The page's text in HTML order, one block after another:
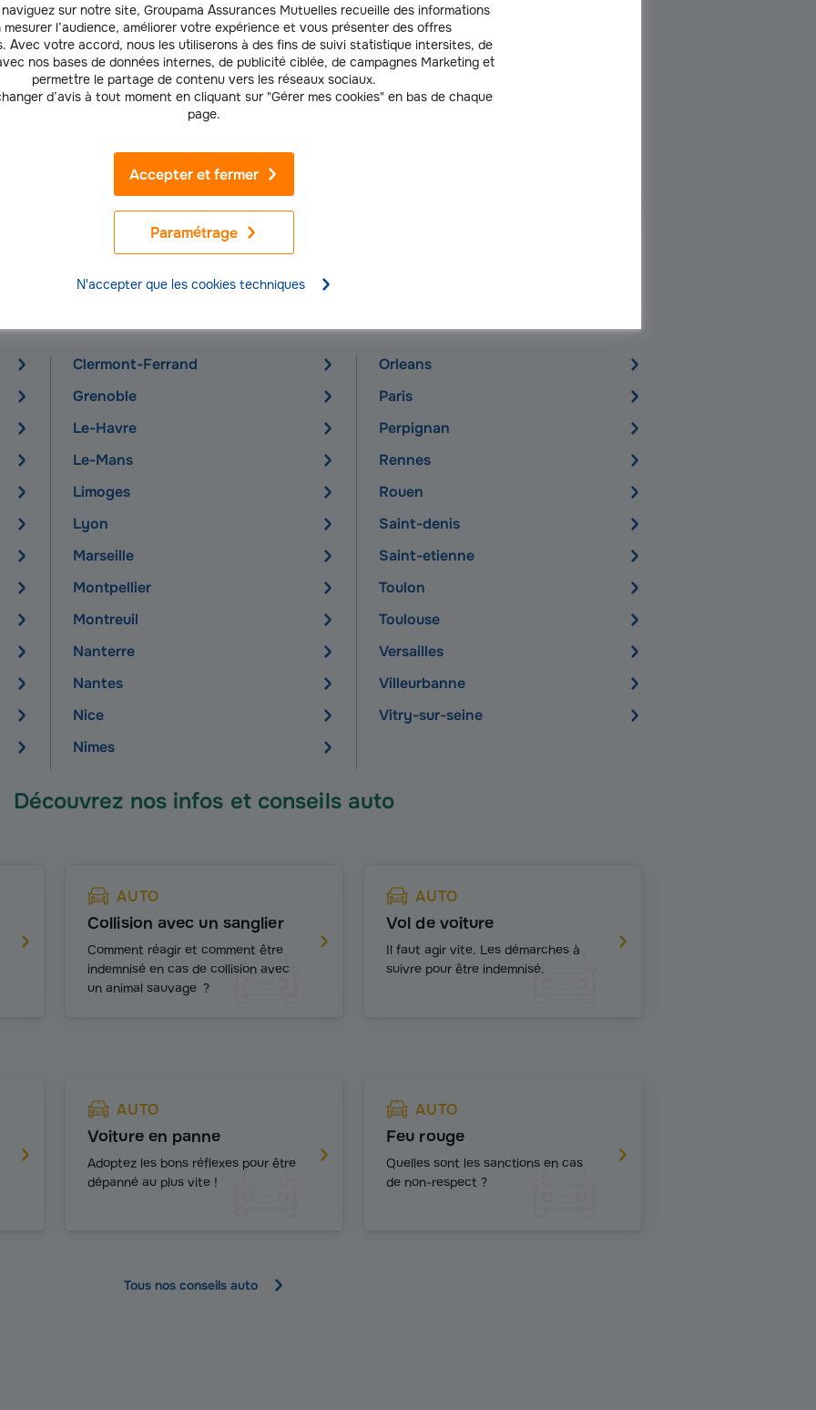
sur notre site, Groupama Assurances Mutuelles recueille des informations
mesurer l’audience, améliorer votre expérience et vous présenter des offres
Avec votre accord, nous les utiliserons à des fins de suivi statistique intersites, de
nos bases de données internes, de publicité ciblée, de campagnes Marketing et
permettre le partage de contenu vers les réseaux sociaux.
d’avis à tout moment en cliquant sur "Gérer mes cookies" en bas de chaque
page.
Paramétrage
Accepter et fermer
N'accepter que les cookies techniques
à vos besoins, à votre
(petit rouleur, etc.), que
Découvrir l'offre
AUTO
Assurance voiture électrique
Une assurance auto parfaitement adaptée à l’usage des
véhicules électriques avec au choix, des formules "au tiers" et en
le prix de l'assurance auto Groupama par ville
Clermont-Ferrand
Grenoble
Le-Havre
Le-Mans
Limoges
Lyon
Marseille
Montpellier
Montreuil
Nanterre
Nantes
Nice
Nimes
Orleans
Paris
Perpignan
Rennes
Rouen
Saint-denis
Saint-etienne
Toulon
Toulouse
Versailles
Villeurbanne
Vitry-sur-seine
Découvrez nos infos et conseils auto
AUTO
Collision avec un sanglier
Comment réagir et comment être
indemnisé en cas de collision avec
un animal sauvage ?
AUTO
Vol de voiture
Il faut agir vite. Les démarches à
suivre pour être indemnisé.
AUTO
Voiture en panne
Adoptez les bons réflexes pour être
dépanné au plus vite !
AUTO
Feu rouge
Quelles sont les sanctions en cas
de non-respect ?
Tous nos conseils auto